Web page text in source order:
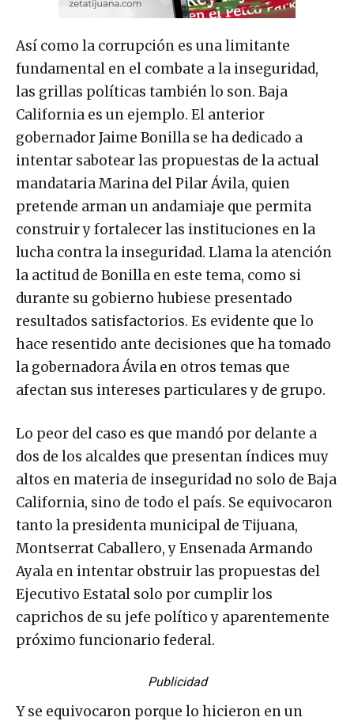
Así como la corrupción es una limitante
fundamental en el combate a la inseguridad,
las grillas políticas también lo son. Baja
California es un ejemplo. El anterior
gobernador Jaime Bonilla se ha dedicado a
intentar sabotear las propuestas de la actual
mandataria Marina del Pilar Ávila, quien
pretende arman un andamiaje que permita
construir y fortalecer las instituciones en la
lucha contra la inseguridad. Llama la atención
la actitud de Bonilla en este tema, como si
durante su gobierno hubiese presentado
resultados satisfactorios. Es evidente que lo
hace resentido ante decisiones que ha tomado
la gobernadora Ávila en otros temas que
afectan sus intereses particulares y de grupo.
Lo peor del caso es que mandó por delante a
dos de los alcaldes que presentan índices muy
altos en materia de inseguridad no solo de Baja
California, sino de todo el país. Se equivocaron
tanto la presidenta municipal de Tijuana,
Montserrat Caballero, y Ensenada Armando
Ayala en intentar obstruir las propuestas del
Ejecutivo Estatal solo por cumplir los
caprichos de su jefe político y aparentemente
próximo funcionario federal.
Publicidad
Y se equivocaron porque lo hicieron en un